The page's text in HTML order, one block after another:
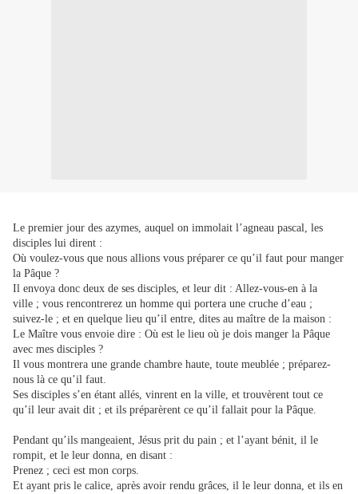
Le premier jour des azymes, auquel on immolait l’agneau pascal, les
disciples lui dirent :
Où voulez-vous que nous allions vous préparer ce qu’il faut pour manger
la Pâque ?
Il envoya donc deux de ses disciples, et leur dit : Allez-vous-en à la
ville ; vous rencontrerez un homme qui portera une cruche d’eau ;
suivez-le ; et en quelque lieu qu’il entre, dites au maître de la maison :
Le Maître vous envoie dire : Où est le lieu où je dois manger la Pâque
avec mes disciples ?
Il vous montrera une grande chambre haute, toute meublée ; préparez-
nous là ce qu’il faut.
Ses disciples s’en étant allés, vinrent en la ville, et trouvèrent tout ce
qu’il leur avait dit ; et ils préparèrent ce qu’il fallait pour la Pâque.
Pendant qu’ils mangeaient, Jésus prit du pain ; et l’ayant bénit, il le
rompit, et le leur donna, en disant :
Prenez ; ceci est mon corps.
Et ayant pris le calice, après avoir rendu grâces, il le leur donna, et ils en